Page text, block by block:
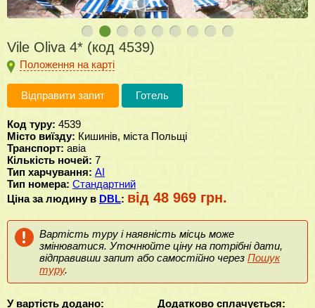
Vile Oliva 4* (код 4539)
Положення на карті
Відправити запит Готель
Код туру: 4539
Місто виїзду: Кишинів, міста Польщі
Транспорт: авіа
Кількість ночей: 7
Тип харчування: AI
Тип номера: Стандартний
Ціна за людину в DBL: від 48 969 грн.
Вартість туру і наявність місць може
змінюватися. Уточнюйте ціну на потрібні дати,
відправивши запит або самостійно через Пошук
туру.
У вартість додано:
Додатково сплачується: